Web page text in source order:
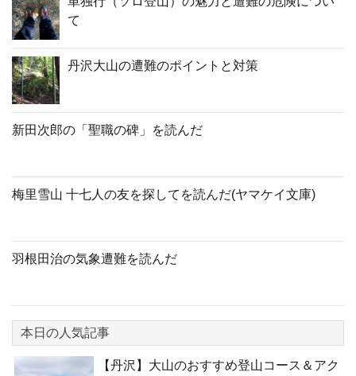
て
丹沢大山の遭難のポイントと対策
新田次郎の「聖職の碑」を読んだ
梅里雪山 十七人の友を探してを読んだ(ヤマケイ文庫)
羽根田治の気象遭難を読んだ
本日の人気記事
【丹沢】大山のおすすめ登山コース＆アク